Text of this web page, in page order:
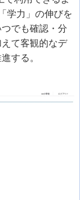
学力」の伸びを
でも確認・分
て客観的なデ
する。